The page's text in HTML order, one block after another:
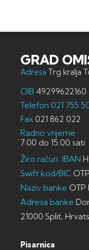
GRAD
Adresa Trg kralja
OIB 49299622160
Telefon 021 755
Fax 021 862 022
Radno vrijeme
7:00 do 15:00 sati
Žiro račun: IBAN
Swift kod/BIC
Naziv banke OTP
Adresa banke
21000 Split,
Pisarnica